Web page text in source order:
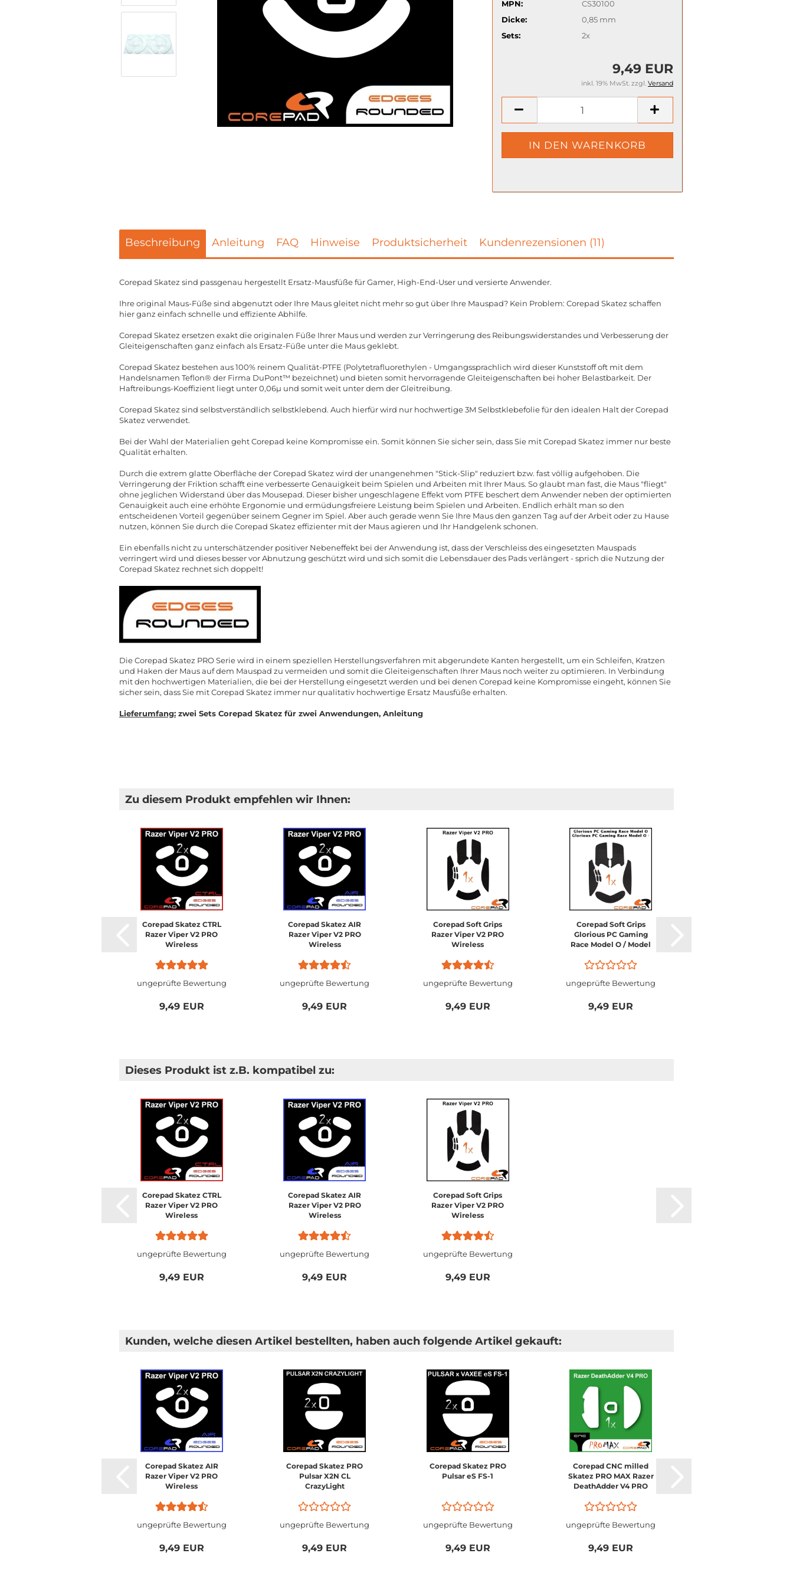
MPN:
CS30100
Dicke:
0,85 mm
Sets:
2x
9,49 EUR
inkl. 19% MwSt. zzgl. Versand
Beschreibung Anleitung FAQ Hinweise Produktsicherheit Kundenrezensionen (11)
Corepad Skatez sind passgenau hergestellt Ersatz-Mausfüße für Gamer, High-End-User und versierte Anwender.
Ihre original Maus-Füße sind abgenutzt oder Ihre Maus gleitet nicht mehr so gut über Ihre Mauspad? Kein Problem: Corepad Skatez schaffen
hier ganz einfach schnelle und effiziente Abhilfe.
Corepad Skatez ersetzen exakt die originalen Füße Ihrer Maus und werden zur Verringerung des Reibungswiderstandes und Verbesserung der
Gleiteigenschaften ganz einfach als Ersatz-Füße unter die Maus geklebt.
Corepad Skatez bestehen aus 100% reinem Qualität-PTFE (Polytetrafluorethylen - Umgangssprachlich wird dieser Kunststoff oft mit dem
Handelsnamen Teflon® der Firma DuPont™ bezeichnet) und bieten somit hervorragende Gleiteigenschaften bei hoher Belastbarkeit. Der
Haftreibungs-Koeffizient liegt unter 0,06µ und somit weit unter dem der Gleitreibung.
Corepad Skatez sind selbstverständlich selbstklebend. Auch hierfür wird nur hochwertige 3M Selbstklebefolie für den idealen Halt der Corepad
Skatez verwendet.
Bei der Wahl der Materialien geht Corepad keine Kompromisse ein. Somit können Sie sicher sein, dass Sie mit Corepad Skatez immer nur beste
Qualität erhalten.
Durch die extrem glatte Oberfläche der Corepad Skatez wird der unangenehmen "Stick-Slip" reduziert bzw. fast völlig aufgehoben. Die
Verringerung der Friktion schafft eine verbesserte Genauigkeit beim Spielen und Arbeiten mit Ihrer Maus. So glaubt man fast, die Maus "fliegt"
ohne jeglichen Widerstand über das Mousepad. Dieser bisher ungeschlagene Effekt vom PTFE beschert dem Anwender neben der optimierten
Genauigkeit auch eine erhöhte Ergonomie und ermüdungsfreiere Leistung beim Spielen und Arbeiten. Endlich erhält man so den
entscheidenen Vorteil gegenüber seinem Gegner im Spiel. Aber auch gerade wenn Sie Ihre Maus den ganzen Tag auf der Arbeit oder zu Hause
nutzen, können Sie durch die Corepad Skatez effizienter mit der Maus agieren und Ihr Handgelenk schonen.
Ein ebenfalls nicht zu unterschätzender positiver Nebeneffekt bei der Anwendung ist, dass der Verschleiss des eingesetzten Mauspads
verringert wird und dieses besser vor Abnutzung geschützt wird und sich somit die Lebensdauer des Pads verlängert - sprich die Nutzung der
Corepad Skatez rechnet sich doppelt!
Die Corepad Skatez PRO Serie wird in einem speziellen Herstellungsverfahren mit abgerundete Kanten hergestellt, um ein Schleifen, Kratzen
und Haken der Maus auf dem Mauspad zu vermeiden und somit die Gleiteigenschaften Ihrer Maus noch weiter zu optimieren. In Verbindung
mit den hochwertigen Materialien, die bei der Herstellung eingesetzt werden und bei denen Corepad keine Kompromisse eingeht, können Sie
sicher sein, dass Sie mit Corepad Skatez immer nur qualitativ hochwertige Ersatz Mausfüße erhalten.
Lieferumfang: zwei Sets Corepad Skatez für zwei Anwendungen, Anleitung
Zu diesem Produkt empfehlen wir Ihnen:
Corepad Skatez CTRL
Razer Viper V2 PRO
Wireless
ungeprüfte Bewertung
9,49 EUR
Corepad Skatez AIR
Razer Viper V2 PRO
Wireless
ungeprüfte Bewertung
9,49 EUR
Corepad Soft Grips
Razer Viper V2 PRO
Wireless
ungeprüfte Bewertung
9,49 EUR
Corepad Soft Grips
Glorious PC Gaming
Race Model O / Model
Wireless / Series One
ungeprüfte Bewertung
9,49 EUR
Dieses Produkt ist z.B. kompatibel zu:
Corepad Skatez CTRL
Razer Viper V2 PRO
Wireless
ungeprüfte Bewertung
9,49 EUR
Corepad Skatez AIR
Razer Viper V2 PRO
Wireless
ungeprüfte Bewertung
9,49 EUR
Corepad Soft Grips
Razer Viper V2 PRO
Wireless
ungeprüfte Bewertung
9,49 EUR
Kunden, welche diesen Artikel bestellten, haben auch folgende Artikel gekauft:
Corepad Skatez AIR
Razer Viper V2 PRO
Wireless
ungeprüfte Bewertung
9,49 EUR
Corepad Skatez PRO
Pulsar X2N CL
CrazyLight
ungeprüfte Bewertung
9,49 EUR
Corepad Skatez PRO
Pulsar eS FS-1
ungeprüfte Bewertung
9,49 EUR
Corepad CNC milled
Skatez PRO MAX Razer
DeathAdder V4 PRO
ungeprüfte Bewertung
9,49 EUR